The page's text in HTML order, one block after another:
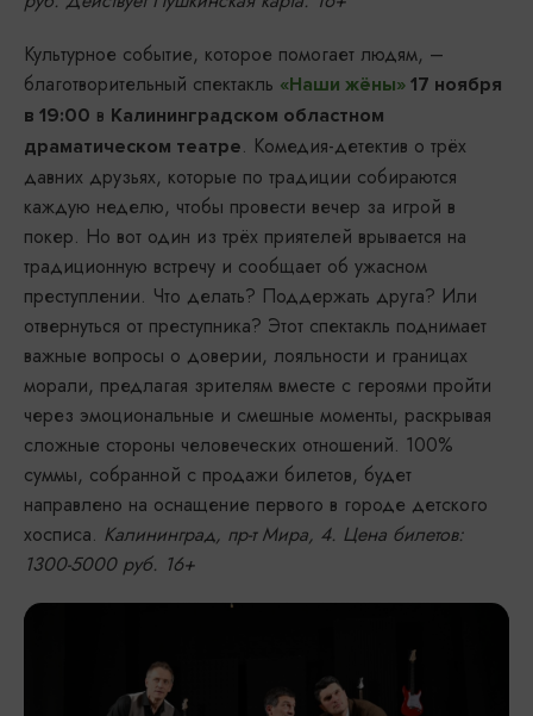
Культурное событие, которое помогает людям, –
благотворительный спектакль «Наши жёны» 17 ноября
в 19:00 в Калининградском областном
драматическом театре. Комедия-детектив о трёх
давних друзьях, которые по традиции собираются
каждую неделю, чтобы провести вечер за игрой в
покер. Но вот один из трёх приятелей врывается на
традиционную встречу и сообщает об ужасном
преступлении. Что делать? Поддержать друга? Или
отвернуться от преступника? Этот спектакль поднимает
важные вопросы о доверии, лояльности и границах
морали, предлагая зрителям вместе с героями пройти
через эмоциональные и смешные моменты, раскрывая
сложные стороны человеческих отношений. 100%
суммы, собранной с продажи билетов, будет
направлено на оснащение первого в городе детского
хосписа. Калининград, пр-т Мира, 4. Цена билетов:
1300-5000 руб. 16+